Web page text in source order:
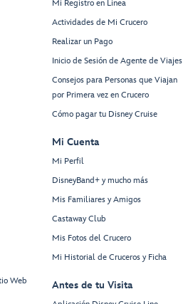
Web
Mi Registro en Línea
Actividades de Mi Crucero
Realizar un Pago
Inicio de Sesión de Agente de Viajes
Consejos para Personas que Viajan
por Primera vez en Crucero
Cómo pagar tu Disney Cruise
Mi Cuenta
Mi Perfil
DisneyBand+ y mucho más
Mis Familiares y Amigos
Castaway Club
Mis Fotos del Crucero
Mi Historial de Cruceros y Ficha
Antes de tu Visita